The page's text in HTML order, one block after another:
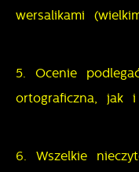
wersalikami
5. Ocenie
ortograficzna, jak i
6. Wszelkie